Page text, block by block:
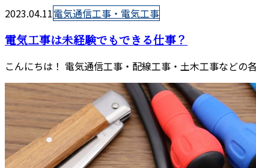
2023.04.11電気通信工事・電気工事
電気工事は未経験でもできる仕事？
こんにちは！ 電気通信工事・配線工事・土木工事などの